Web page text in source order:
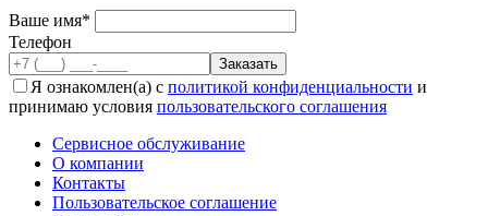
Ваше имя*
Телефон
Я ознакомлен(а) с политикой конфиденциальности и
принимаю условия пользовательского соглашения
Сервисное обслуживание
О компании
Контакты
Пользовательское соглашение